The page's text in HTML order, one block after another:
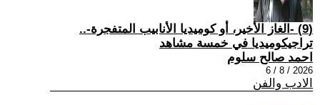
(9) -الغاز الأخير، أو كوميديا الأنابيب المتفجرة-..
تراجيكوميديا في خمسة مشاهد
احمد صالح سلوم
2026 / 8 / 6
الادب والفن